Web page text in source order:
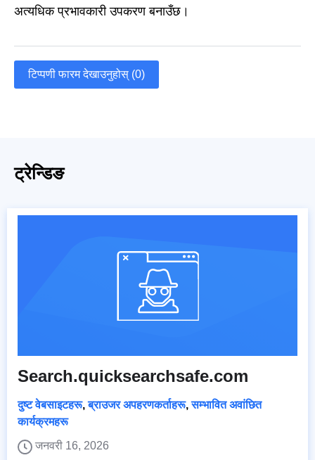
अत्यधिक प्रभावकारी उपकरण बनाउँछ।
टिप्पणी फारम देखाउनुहोस् (0)
ट्रेन्डिङ
Search.quicksearchsafe.com
दुष्ट वेबसाइटहरू,ब्राउजर अपहरणकर्ताहरू,सम्भावित अवांछित
कार्यक्रमहरू
जनवरी 16, 2026